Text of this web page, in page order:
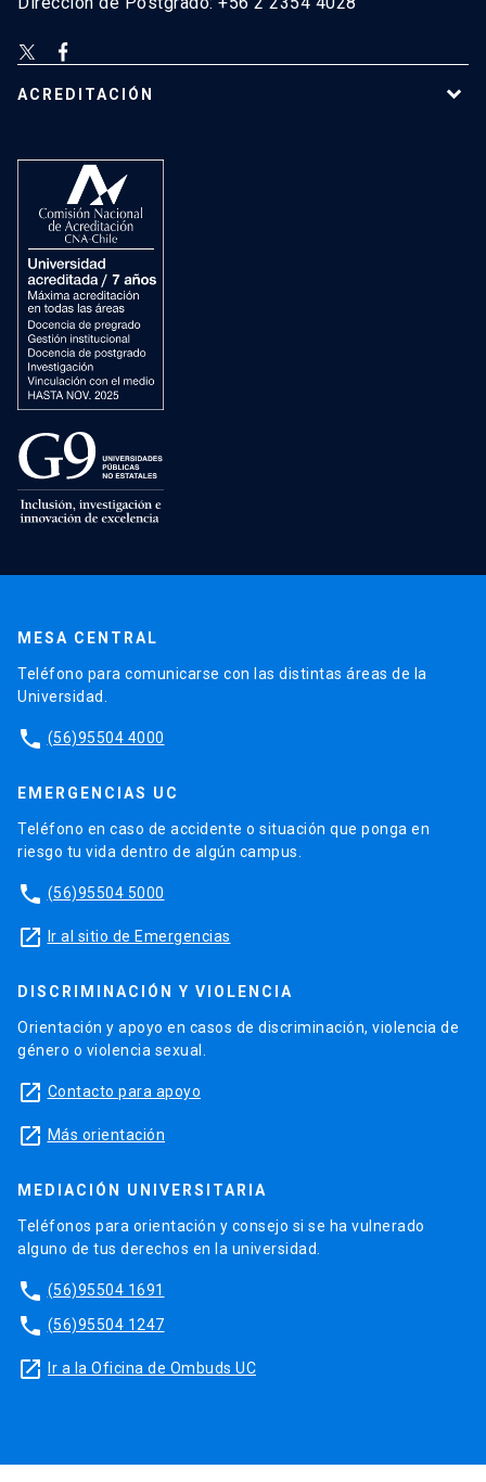
ACREDITACIÓN
MESA CENTRAL
Teléfono para comunicarse con las distintas áreas de la
Universidad.
phone (56)95504 4000
EMERGENCIAS UC
Teléfono en caso de accidente o situación que ponga en
riesgo tu vida dentro de algún campus.
phone (56)95504 5000
launch Ir al sitio de Emergencias
DISCRIMINACIÓN Y VIOLENCIA
Orientación y apoyo en casos de discriminación, violencia de
género o violencia sexual.
launch Contacto para apoyo
launch Más orientación
MEDIACIÓN UNIVERSITARIA
Teléfonos para orientación y consejo si se ha vulnerado
alguno de tus derechos en la universidad.
phone (56)95504 1691
phone (56)95504 1247
launch Ir a la Oficina de Ombuds UC